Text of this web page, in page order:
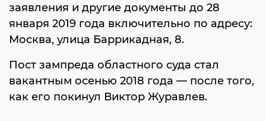
заявления и другие документы до 28
января 2019 года включительно по адресу:
Москва, улица Баррикадная, 8.
Пост зампреда областного суда стал
вакантным осенью 2018 года — после того,
как его покинул Виктор Журавлев.